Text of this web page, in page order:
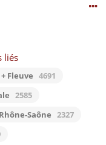
liés
+ Fleuve 4691
2585
Saône 2327